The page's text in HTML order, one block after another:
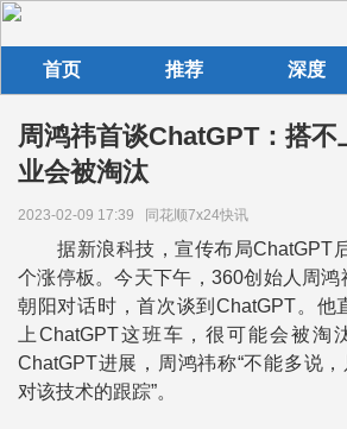
首页 推荐 深度
周鸿祎首谈ChatGPT：搭不
业会被淘汰
2023-02-09 17:39 同花顺7x24快讯
据新浪科技，宣传布局ChatGPT
个涨停板。今天下午，360创始人周鸿
朝阳对话时，首次谈到ChatGPT。他
上ChatGPT这班车，很可能会被淘
ChatGPT进展，周鸿祎称“不能多说
对该技术的跟踪”。